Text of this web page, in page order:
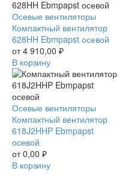
Компактный
вентилятор
628HH
Ebmpapst
осевой
Осевые вентиляторы
Компактный вентилятор
628HH Ebmpapst осевой
от4 910,00 ₽
В корзину
Компактный
вентилятор
618J2HHP
Ebmpapst
осевой
Осевые вентиляторы
Компактный вентилятор
618J2HHP Ebmpapst
осевой
от0,00 ₽
В корзину